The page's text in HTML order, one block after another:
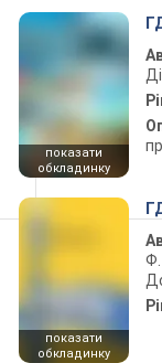
показати
обкладинку
показати
обкладинку
Ф.